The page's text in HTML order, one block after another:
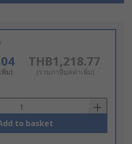
พิ่ม)
THB1,218.77
(รวมภาษีมูลค่าเพิ่ม)
to basket